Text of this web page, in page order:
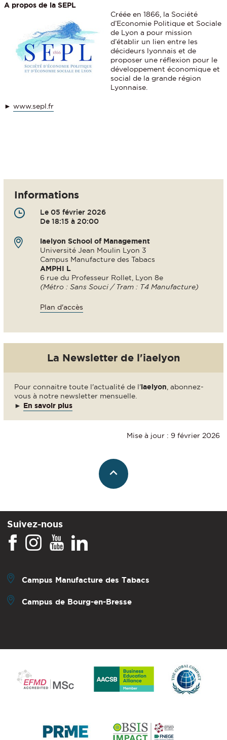
A propos de la SEPL
Créée en 1866, la Société
d’Economie Politique et Sociale
de Lyon a pour mission
d’établir un lien entre les
décideurs lyonnais et de
proposer une réflexion pour le
développement économique et
social de la grande région
Lyonnaise.
►www.sepl.fr
Informations
Le 05 février 2026
De 18:15 à 20:00
iaelyon School of Management
Université Jean Moulin Lyon 3
Campus Manufacture des Tabacs
AMPHI L
6 rue du Professeur Rollet, Lyon 8e
(Métro : Sans Souci / Tram : T4 Manufacture)
Plan d'accès
La Newsletter de l'iaelyon
Pour connaitre toute l'actualité de l'iaelyon , abonnez-
vous à notre newsletter mensuelle.
► En savoir plus
Mise à jour : 9 février 2026
Suivez-nous
Campus Manufacture des Tabacs
Campus de Bourg-en-Bresse